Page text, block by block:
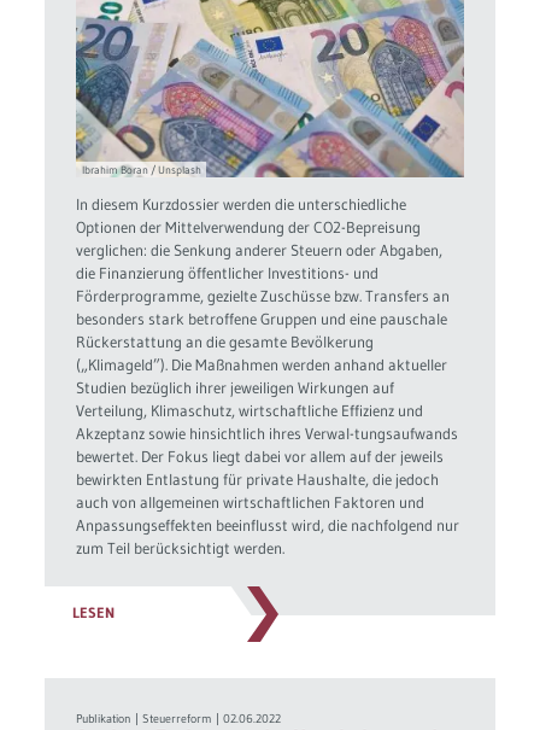
Ibrahim Boran / Unsplash
In diesem Kurzdossier werden die unterschiedliche
Optionen der Mittelverwendung der CO2-Bepreisung
verglichen: die Senkung anderer Steuern oder Abgaben,
die Finanzierung öffentlicher Investitions- und
Förderprogramme, gezielte Zuschüsse bzw. Transfers an
besonders stark betroffene Gruppen und eine pauschale
Rückerstattung an die gesamte Bevölkerung
(„Klimageld”). Die Maßnahmen werden anhand aktueller
Studien bezüglich ihrer jeweiligen Wirkungen auf
Verteilung, Klimaschutz, wirtschaftliche Effizienz und
Akzeptanz sowie hinsichtlich ihres Verwal-tungsaufwands
bewertet. Der Fokus liegt dabei vor allem auf der jeweils
bewirkten Entlastung für private Haushalte, die jedoch
auch von allgemeinen wirtschaftlichen Faktoren und
Anpassungseffekten beeinflusst wird, die nachfolgend nur
zum Teil berücksichtigt werden.
LESEN
Publikation |Steuerreform |02.06.2022